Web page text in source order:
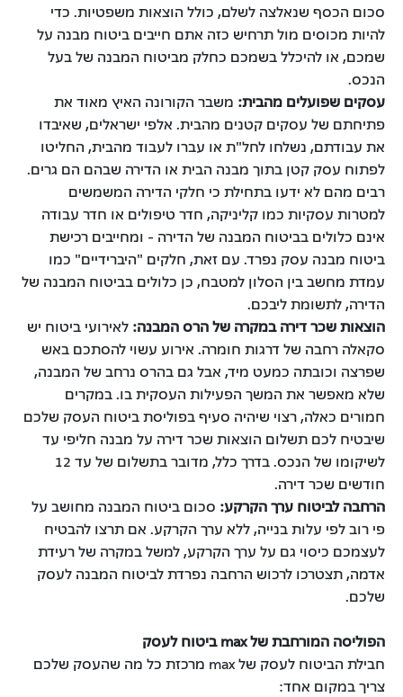
סכום הכסף שנאלצה לשלם, כולל הוצאות משפטיות. כדי
להיות מכוסים מול תרחיש כזה אתם חייבים ביטוח מבנה על
שמכם, או להיכלל בשמכם כחלק מביטוח המבנה של בעל
הנכס.
עסקים שפועלים מהבית: משבר הקורונה האיץ מאוד את
פתיחתם של עסקים קטנים מהבית. אלפי ישראלים, שאיבדו
את עבודתם, נשלחו לחל"ת או עברו לעבוד מהבית, החליטו
לפתוח עסק קטן בתוך מבנה הבית או הדירה שבהם הם גרים.
רבים מהם לא ידעו בתחילת כי חלקי הדירה המשמשים
למטרות עסקיות כמו קליניקה, חדר טיפולים או חדר עבודה
אינם כלולים בביטוח המבנה של הדירה - ומחייבים רכישת
ביטוח מבנה עסק נפרד. עם זאת, חלקים "היברידיים" כמו
עמדת מחשב בין הסלון למטבח, כן כלולים בביטוח המבנה של
הדירה, לתשומת ליבכם.
הוצאות שכר דירה במקרה של הרס המבנה: לאירועי ביטוח יש
סקאלה רחבה של דרגות חומרה. אירוע עשוי להסתכם באש
שפרצה וכובתה כמעט מיד, אבל גם בהרס נרחב של המבנה,
שלא מאפשר את המשך הפעילות העסקית בו. במקרים
חמורים כאלה, רצוי שיהיה סעיף בפוליסת ביטוח העסק שלכם
שיבטיח לכם תשלום הוצאות שכר דירה על מבנה חליפי עד
לשיקומו של הנכס. בדרך כלל, מדובר בתשלום של עד 12
חודשים שכר דירה.
הרחבה לביטוח ערך הקרקע: סכום ביטוח המבנה מחושב על
פי רוב לפי עלות בנייה, ללא ערך הקרקע. אם תרצו להבטיח
לעצמכם כיסוי גם על ערך הקרקע, למשל במקרה של רעידת
אדמה, תצטרכו לרכוש הרחבה נפרדת לביטוח המבנה לעסק
שלכם.
הפוליסה המורחבת שלmax ביטוח לעסק
חבילת הביטוח לעסק של max מרכזת כל מה שהעסק שלכם
צריך במקום אחד: